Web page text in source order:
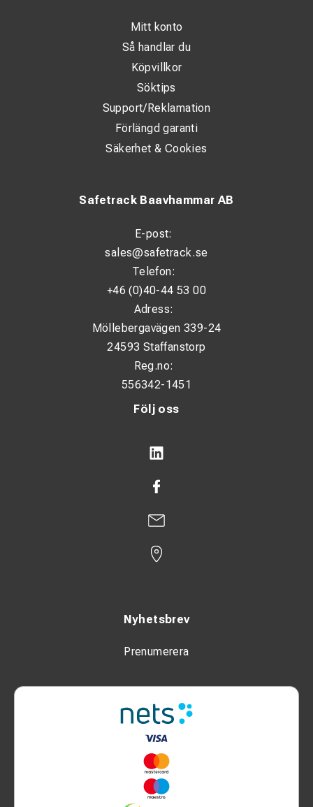
Följ oss
Nyhetsbrev
Prenumerera
Safetrack Baavhammar AB
E-post:
sales@safetrack.se
Telefon:
+46 (0)40-44 53 00
Adress:
Möllebergavägen 339-24
24593 Staffanstorp
Reg.no:
556342-1451
Mitt konto
Så handlar du
Köpvillkor
Söktips
Support/Reklamation
Förlängd garanti
Säkerhet & Cookies